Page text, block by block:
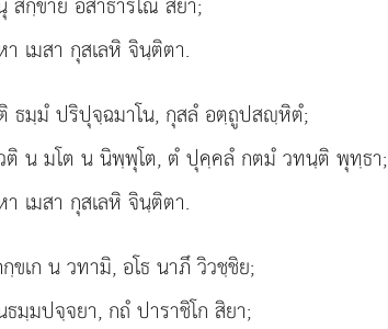
เมสา กุสเลหิ จินฺติตา.
ธมฺมํ ปริปุจฺฉมาโน, กุสลํ อตฺถูปสฺหิตํ;
ติ น มโต น นิพฺพุโต, ตํ ปุคฺคลํ กตมํ วทนฺติ พุทฺธา;
เมสา กุสเลหิ จินฺติตา.
ขเก น วทามิ, อโธ นาภึ วิวชฺชิย;
ธมฺมปจฺจยา, กถํ ปาราชิโก สิยา;